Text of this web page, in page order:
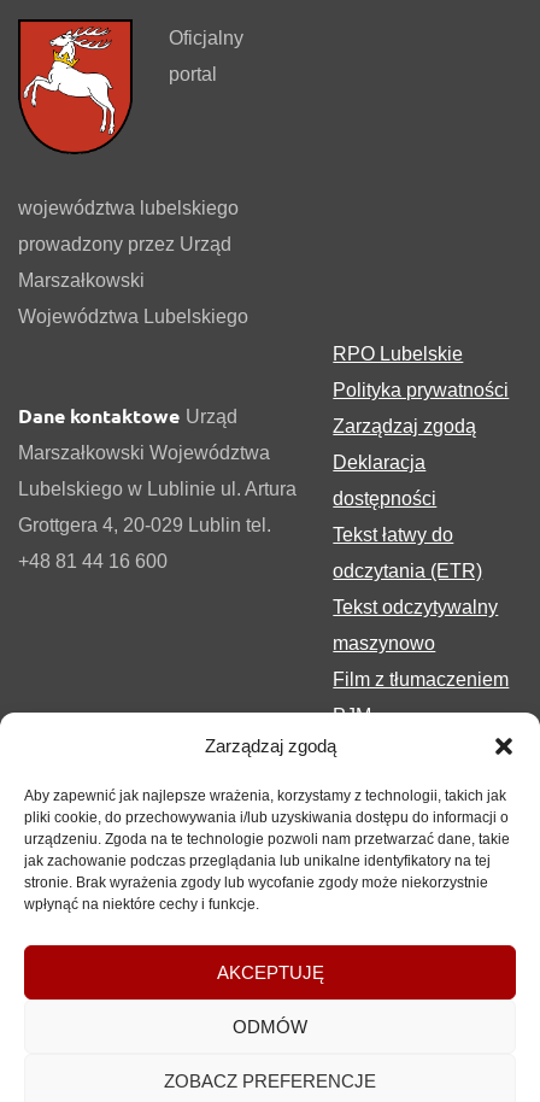
Zarządzaj zgodą
Aby zapewnić jak najlepsze wrażenia, korzystamy z technologii, takich jak
pliki cookie, do przechowywania i/lub uzyskiwania dostępu do informacji o
urządzeniu. Zgoda na te technologie pozwoli nam przetwarzać dane, takie
jak zachowanie podczas przeglądania lub unikalne identyfikatory na tej
stronie. Brak wyrażenia zgody lub wycofanie zgody może niekorzystnie
wpłynąć na niektóre cechy i funkcje.
AKCEPTUJĘ
ODMÓW
ZOBACZ PREFERENCJE
Oficjalny
portal
województwa lubelskiego
prowadzony przez Urząd
Marszałkowski
Województwa Lubelskiego
Dane kontaktowe Urząd
Marszałkowski Województwa
Lubelskiego w Lublinie ul. Artura
Grottgera 4, 20-029 Lublin tel.
+48 81 44 16 600
RPO Lubelskie
Polityka prywatności
Zarządzaj zgodą
Deklaracja
dostępności
Tekst łatwy do
odczytania (ETR)
Tekst odczytywalny
maszynowo
Film z tłumaczeniem
PJM
2017-2026 © Urząd Marszałkowski Województwa
Lubelskiego w Lublinie